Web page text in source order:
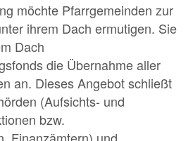
möchte Pfarrgemeinden zur
ihrem Dach ermutigen. Sie
Dach
die Übernahme aller
an. Dieses Angebot schließt
(Aufsichts- und
bzw.